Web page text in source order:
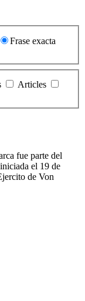
Frase exacta
Articles
fue parte del
el 19 de
de Von